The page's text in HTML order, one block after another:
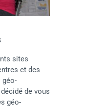
sites
et des
géo-
de vous
géo-